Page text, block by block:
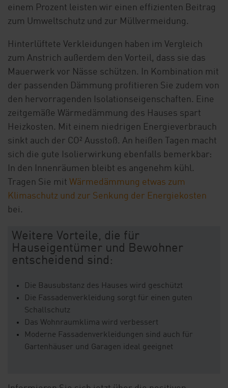
einem Prozent leisten wir einen effizienten Beitrag
zum Umweltschutz und zur Müllvermeidung.
Hinterlüftete Verkleidungen haben im Vergleich
zum Anstrich außerdem den Vorteil, dass sie das
Mauerwerk vor Nässe schützen. In Kombination mit
der passenden Dämmung profitieren Sie zudem von
den hervorragenden Isolationseigenschaften. Eine
zeitgemäße Wärmedämmung des Hauses spart
Heizkosten. Mit einem niedrigen Energieverbrauch
sinkt auch der CO² Ausstoß. An heißen Tagen macht
sich die gute Isolierwirkung ebenfalls bemerkbar:
In den Innenräumen bleibt es angenehm kühl.
Tragen Sie mit Wärmedämmung etwas zum
Klimaschutz und zur Senkung der Energiekosten
bei.
Weitere Vorteile, die für
Hauseigentümer und Bewohner
entscheidend sind:
Die Bausubstanz des Hauses wird geschützt
Die Fassadenverkleidung sorgt für einen guten
Schallschutz
Das Wohnraumklima wird verbessert
Moderne Fassadenverkleidungen sind auch für
Gartenhäuser und Garagen ideal geeignet